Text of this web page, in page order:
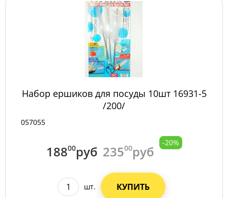
Набор ершиков для посуды 10шт 16931-5
/200/
057055
18800руб 23500руб
-20%
шт. КУПИТЬ